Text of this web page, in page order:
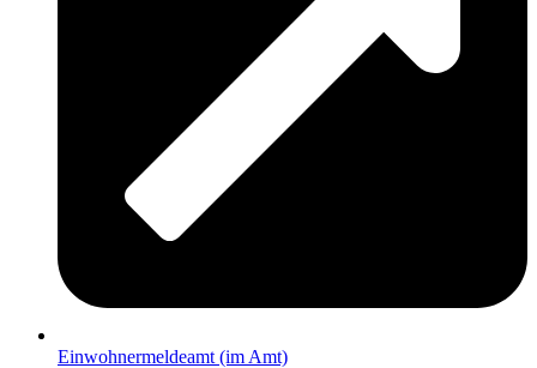
Einwohnermeldeamt (im Amt)